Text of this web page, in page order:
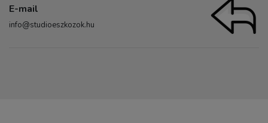
E-mail
info@studioeszkozok.hu